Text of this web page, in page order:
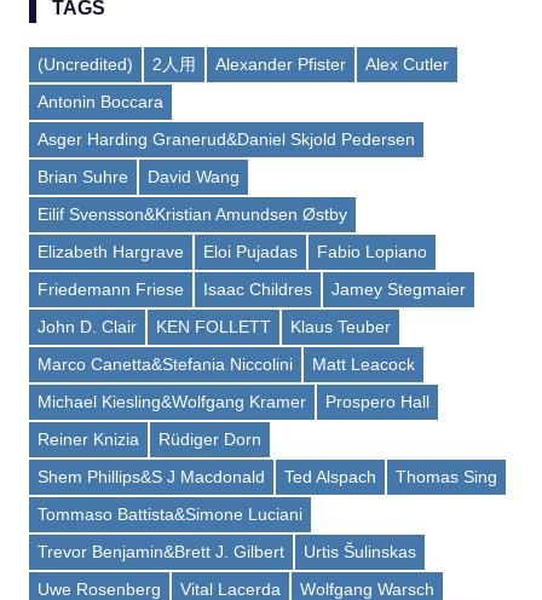
TAGS
(Uncredited) 2人用 Alexander Pfister
Alex Cutler
Antonin Boccara
Asger Harding Granerud&Daniel Skjold Pedersen
Brian Suhre
David Wang
Eilif Svensson&Kristian Amundsen Østby
Elizabeth Hargrave
Eloi Pujadas
Fabio Lopiano
Friedemann Friese
Isaac Childres
Jamey Stegmaier
John D. Clair
KEN FOLLETT
Klaus Teuber
Marco Canetta&Stefania Niccolini
Matt Leacock
Michael Kiesling&Wolfgang Kramer
Prospero Hall
Reiner Knizia
Rüdiger Dorn
Shem Phillips&S J Macdonald
Ted Alspach
Thomas Sing
Tommaso Battista&Simone Luciani
Trevor Benjamin&Brett J. Gilbert
Urtis Šulinskas
Uwe Rosenberg
Vital Lacerda
Wolfgang Warsch